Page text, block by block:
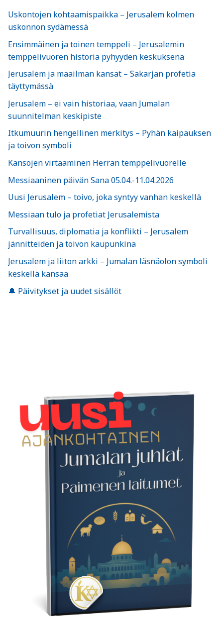
Uskontojen kohtaamispaikka – Jerusalem kolmen
uskonnon sydämessä
Ensimmäinen ja toinen temppeli – Jerusalemin
temppelivuoren historia pyhyyden keskuksena
Jerusalem ja maailman kansat – Sakarjan profetia
täyttymässä
Jerusalem – ei vain historiaa, vaan Jumalan
suunnitelman keskipiste
Itkumuurin hengellinen merkitys – Pyhän kaipauksen
ja toivon symboli
Kansojen virtaaminen Herran temppelivuorelle
Messiaaninen päivän Sana 05.04.-11.04.2026
Uusi Jerusalem – toivo, joka syntyy vanhan keskellä
Messiaan tulo ja profetiat Jerusalemista
Turvallisuus, diplomatia ja konflikti – Jerusalem
jännitteiden ja toivon kaupunkina
Jerusalem ja liiton arkki – Jumalan läsnäolon symboli
keskellä kansaa
🔔 Päivitykset ja uudet sisällöt